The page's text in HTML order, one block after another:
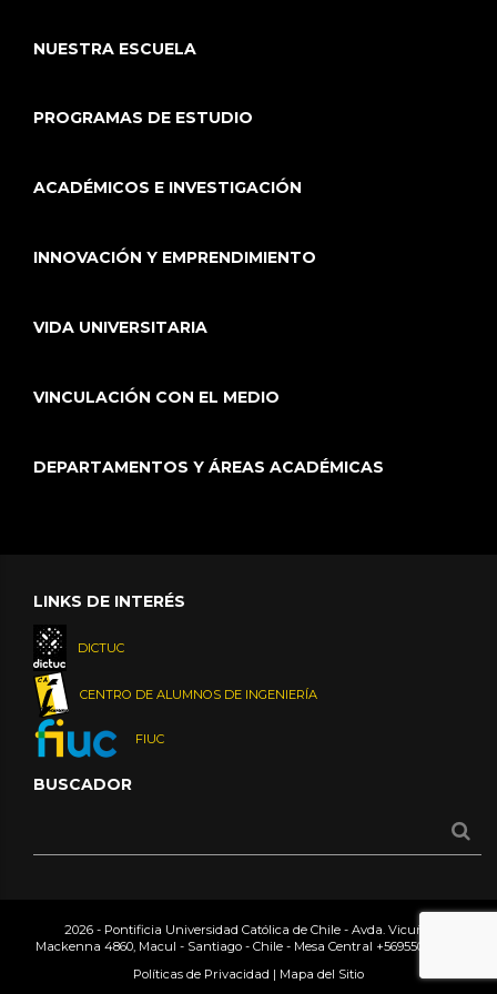
NUESTRA ESCUELA
PROGRAMAS DE ESTUDIO
ACADÉMICOS E INVESTIGACIÓN
INNOVACIÓN Y EMPRENDIMIENTO
VIDA UNIVERSITARIA
VINCULACIÓN CON EL MEDIO
DEPARTAMENTOS Y ÁREAS ACADÉMICAS
LINKS DE INTERÉS
DICTUC
CENTRO DE ALUMNOS DE INGENIERÍA
FIUC
BUSCADOR
2026 - Pontificia Universidad Católica de Chile - Avda. Vicuña
Mackenna 4860, Macul - Santiago - Chile - Mesa Central +56955042000
Políticas de Privacidad | Mapa del Sitio